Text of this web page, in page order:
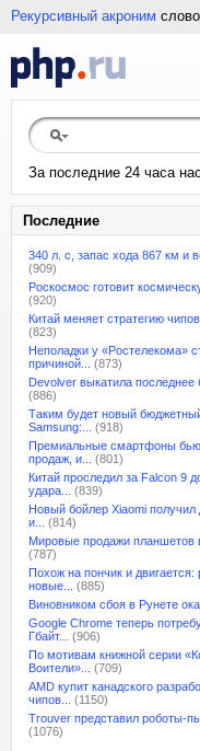
Рекурсивный акроним
За последние 24 часа
Последние
340 л. с, запас хода 867 км и
(909)
Роскосмос готовит
(920)
Китай меняет стратегию
(823)
Неполадки у «Ростелекома»
причиной...
(873)
Devolver выкатила последнее
(886)
Таким будет новый
Samsung:...
(918)
Премиальные смартфоны
продаж, и...
(801)
Китай проследил за Falcon 9
удара...
(839)
Новый бойлер Xiaomi получил
и...
(814)
Мировые продажи планшетов
(787)
Похож на пончик и двигается:
новые...
(885)
Виновником сбоя в Рунете
Google Chrome теперь
Гбайт...
(906)
По мотивам книжной серии
Воители»...
(709)
AMD купит канадского
чипов...
(1150)
Trouver представил роботы-
(1076)